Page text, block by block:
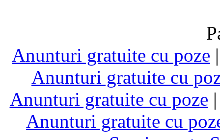
Anunturi gratuite cu poze
Anunturi gratuite cu
Anunturi gratuite cu poze
Anunturi gratuite cu